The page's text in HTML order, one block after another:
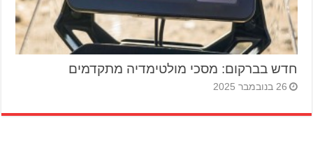
חדש בברקום: מסכי מולטימדיה מתקדמים
26 בנובמבר 2025